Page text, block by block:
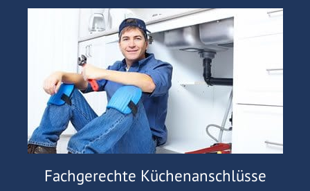
Fachgerechte Küchenanschlüsse